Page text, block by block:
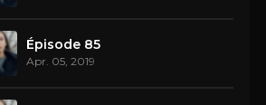
Épisode 85
Apr. 05, 2019